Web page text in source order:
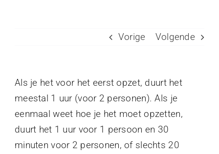
WINKELWAGEN
Vorige Volgende
Als je het voor het eerst opzet, duurt het
meestal 1 uur (voor 2 personen). Als je
eenmaal weet hoe je het moet opzetten,
duurt het 1 uur voor 1 persoon en 30
minuten voor 2 personen, of slechts 20